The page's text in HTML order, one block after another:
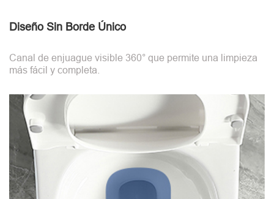
Diseño Sin Borde Único
Canal de enjuague visible 360° que permite una limpieza
más fácil y completa.